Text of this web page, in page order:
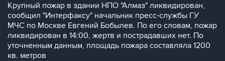
Крупный пожар в здании НПО "Алмаз" ликвидирован,
сообщил "Интерфаксу" начальник пресс-службы ГУ
МЧС по Москве Евгений Бобылев. По его словам, пожар
ликвидирован в 14:00, жертв и пострадавших нет. По
уточненным данным, площадь пожара составляла 1200
кв. метров